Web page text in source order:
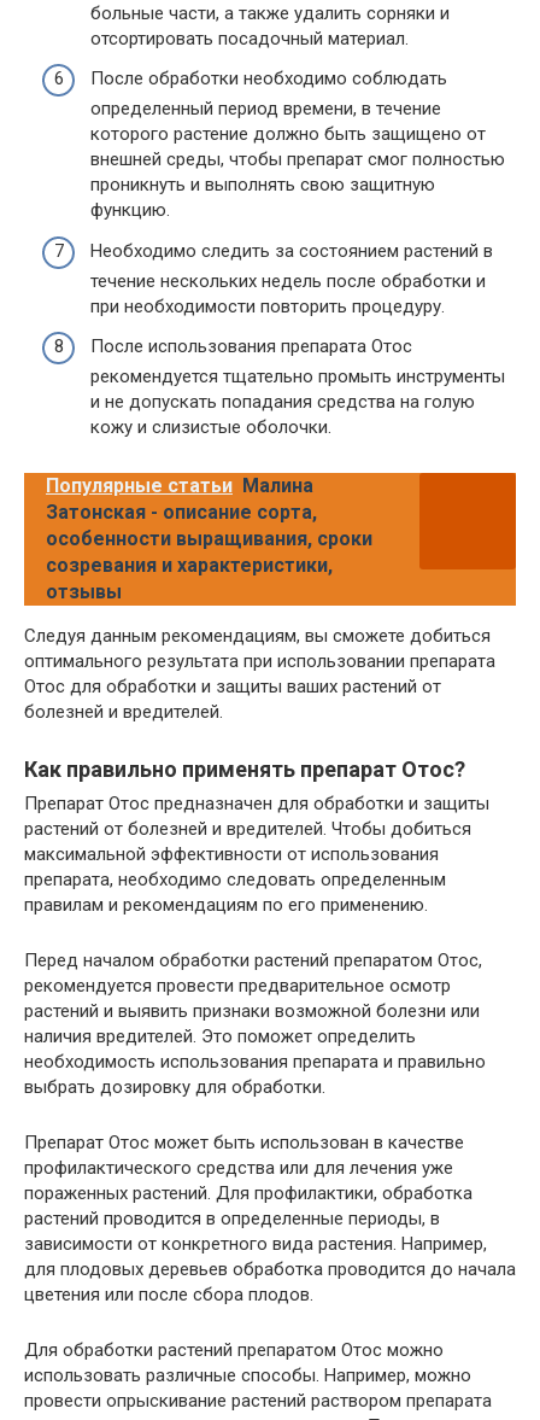
больные части, а также удалить сорняки и
отсортировать посадочный материал.
После обработки необходимо соблюдать
определенный период времени, в течение
которого растение должно быть защищено от
внешней среды, чтобы препарат смог полностью
проникнуть и выполнять свою защитную
функцию.
Необходимо следить за состоянием растений в
течение нескольких недель после обработки и
при необходимости повторить процедуру.
После использования препарата Отос
рекомендуется тщательно промыть инструменты
и не допускать попадания средства на голую
кожу и слизистые оболочки.
Популярные статьи Малина
Затонская - описание сорта,
особенности выращивания, сроки
созревания и характеристики,
отзывы
Следуя данным рекомендациям, вы сможете добиться
оптимального результата при использовании препарата
Отос для обработки и защиты ваших растений от
болезней и вредителей.
Как правильно применять препарат Отос?
Препарат Отос предназначен для обработки и защиты
растений от болезней и вредителей. Чтобы добиться
максимальной эффективности от использования
препарата, необходимо следовать определенным
правилам и рекомендациям по его применению.
Перед началом обработки растений препаратом Отос,
рекомендуется провести предварительное осмотр
растений и выявить признаки возможной болезни или
наличия вредителей. Это поможет определить
необходимость использования препарата и правильно
выбрать дозировку для обработки.
Препарат Отос может быть использован в качестве
профилактического средства или для лечения уже
пораженных растений. Для профилактики, обработка
растений проводится в определенные периоды, в
зависимости от конкретного вида растения. Например,
для плодовых деревьев обработка проводится до начала
цветения или после сбора плодов.
Для обработки растений препаратом Отос можно
использовать различные способы. Например, можно
провести опрыскивание растений раствором препарата